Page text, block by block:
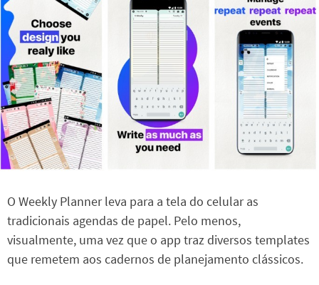
O Weekly Planner leva para a tela do celular as
tradicionais agendas de papel. Pelo menos,
visualmente, uma vez que o app traz diversos templates
que remetem aos cadernos de planejamento clássicos.